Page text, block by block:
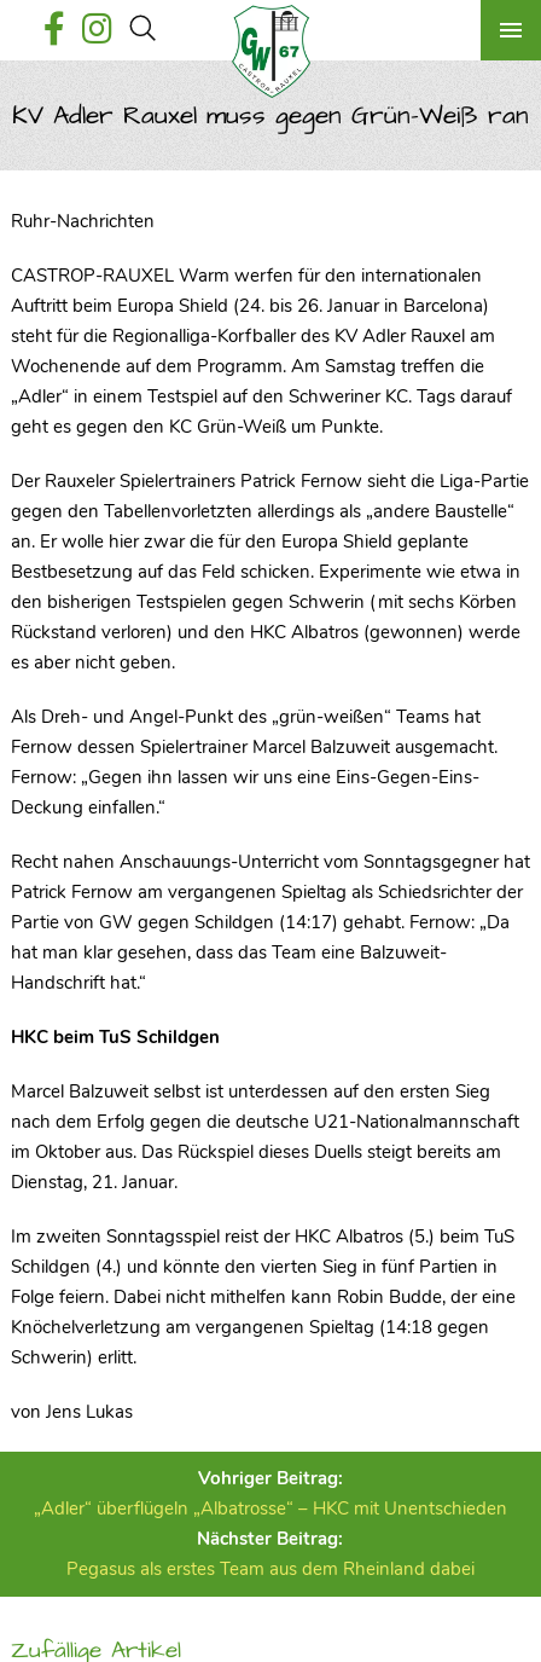
KV Adler Rauxel muss gegen Grün-Weiß ran
Ruhr-Nachrichten
CASTROP-RAUXEL Warm werfen für den internationalen
Auftritt beim Europa Shield (24. bis 26. Januar in Barcelona)
steht für die Regionalliga-Korfballer des KV Adler Rauxel am
Wochenende auf dem Programm. Am Samstag treffen die
„Adler“ in einem Testspiel auf den Schweriner KC. Tags darauf
geht es gegen den KC Grün-Weiß um Punkte.
Der Rauxeler Spielertrainers Patrick Fernow sieht die Liga-Partie
gegen den Tabellenvorletzten allerdings als „andere Baustelle“
an. Er wolle hier zwar die für den Europa Shield geplante
Bestbesetzung auf das Feld schicken. Experimente wie etwa in
den bisherigen Testspielen gegen Schwerin (mit sechs Körben
Rückstand verloren) und den HKC Albatros (gewonnen) werde
es aber nicht geben.
Als Dreh- und Angel-Punkt des „grün-weißen“ Teams hat
Fernow dessen Spielertrainer Marcel Balzuweit ausgemacht.
Fernow: „Gegen ihn lassen wir uns eine Eins-Gegen-Eins-
Deckung einfallen.“
Recht nahen Anschauungs-Unterricht vom Sonntagsgegner hat
Patrick Fernow am vergangenen Spieltag als Schiedsrichter der
Partie von GW gegen Schildgen (14:17) gehabt. Fernow: „Da
hat man klar gesehen, dass das Team eine Balzuweit-
Handschrift hat.“
HKC beim TuS Schildgen
Marcel Balzuweit selbst ist unterdessen auf den ersten Sieg
nach dem Erfolg gegen die deutsche U21-Nationalmannschaft
im Oktober aus. Das Rückspiel dieses Duells steigt bereits am
Dienstag, 21. Januar.
Im zweiten Sonntagsspiel reist der HKC Albatros (5.) beim TuS
Schildgen (4.) und könnte den vierten Sieg in fünf Partien in
Folge feiern. Dabei nicht mithelfen kann Robin Budde, der eine
Knöchelverletzung am vergangenen Spieltag (14:18 gegen
Schwerin) erlitt.
von Jens Lukas
Vohriger Beitrag:
„Adler“ überflügeln „Albatrosse“ – HKC mit Unentschieden
Nächster Beitrag:
Pegasus als erstes Team aus dem Rheinland dabei
Zufällige Artikel